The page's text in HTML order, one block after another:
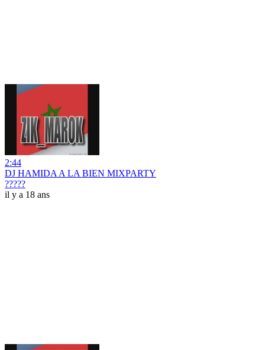
2:44
DJ HAMIDA A LA BIEN MIXPARTY
?????
il y a 18 ans